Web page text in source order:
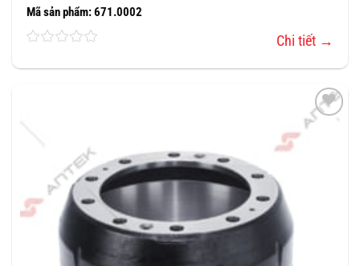
Mã sản phẩm: 671.0002
Chi tiết →
THÊM